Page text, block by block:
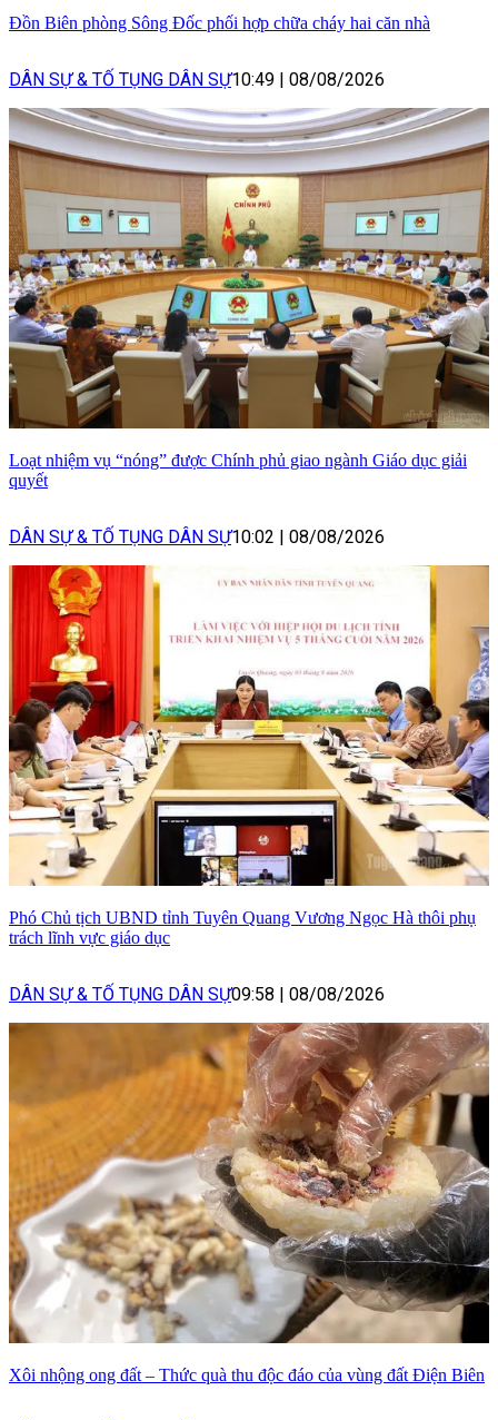
Đồn Biên phòng Sông Đốc phối hợp chữa cháy hai căn nhà
DÂN SỰ & TỐ TỤNG DÂN SỰ10:49 08/08/2026
Loạt nhiệm vụ “nóng” được Chính phủ giao ngành Giáo dục giải
quyết
DÂN SỰ & TỐ TỤNG DÂN SỰ10:02 08/08/2026
Phó Chủ tịch UBND tỉnh Tuyên Quang Vương Ngọc Hà thôi phụ
trách lĩnh vực giáo dục
DÂN SỰ & TỐ TỤNG DÂN SỰ09:58 08/08/2026
Xôi nhộng ong đất – Thức quà thu độc đáo của vùng đất Điện Biên